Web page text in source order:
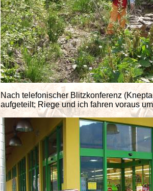
Nach telefonischer Blitzkonferenz
aufgeteilt; Riege und ich fahren voraus